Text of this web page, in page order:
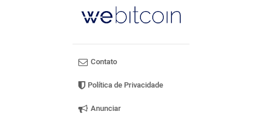
Contato
Política de Privacidade
Anunciar